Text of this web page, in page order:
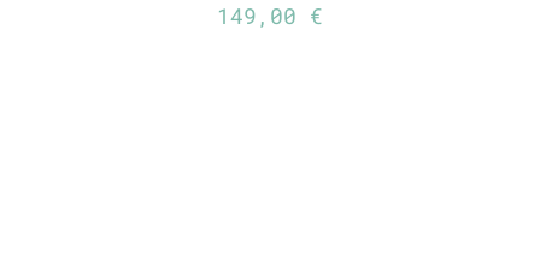
149,00 €